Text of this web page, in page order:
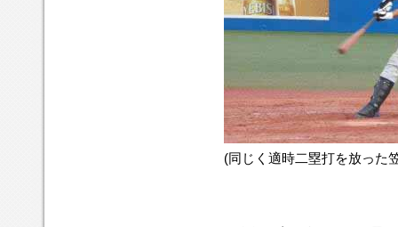
(同じく適時二塁打を放った